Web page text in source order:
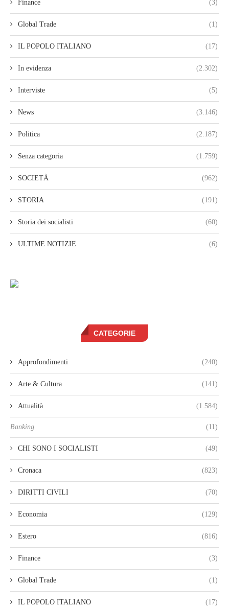
Finance (3)
Global Trade (1)
IL POPOLO ITALIANO (17)
In evidenza (2.302)
Interviste (5)
News (3.146)
Politica (2.187)
Senza categoria (1.759)
SOCIETÀ (962)
STORIA (191)
Storia dei socialisti (60)
ULTIME NOTIZIE (6)
CATEGORIE
Approfondimenti (240)
Arte & Cultura (141)
Attualità (1.584)
Banking (11)
CHI SONO I SOCIALISTI (49)
Cronaca (823)
DIRITTI CIVILI (70)
Economia (129)
Estero (816)
Finance (3)
Global Trade (1)
IL POPOLO ITALIANO (17)